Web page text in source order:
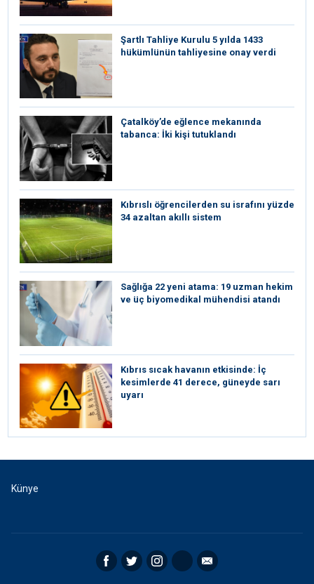
Şartlı Tahliye Kurulu 5 yılda 1433
hükümlünün tahliyesine onay verdi
Çatalköy’de eğlence mekanında
tabanca: İki kişi tutuklandı
Kıbrıslı öğrencilerden su israfını yüzde
34 azaltan akıllı sistem
Sağlığa 22 yeni atama: 19 uzman hekim
ve üç biyomedikal mühendisi atandı
Kıbrıs sıcak havanın etkisinde: İç
kesimlerde 41 derece, güneyde sarı
uyarı
Künye
Facebook Twitter Instagram RSS